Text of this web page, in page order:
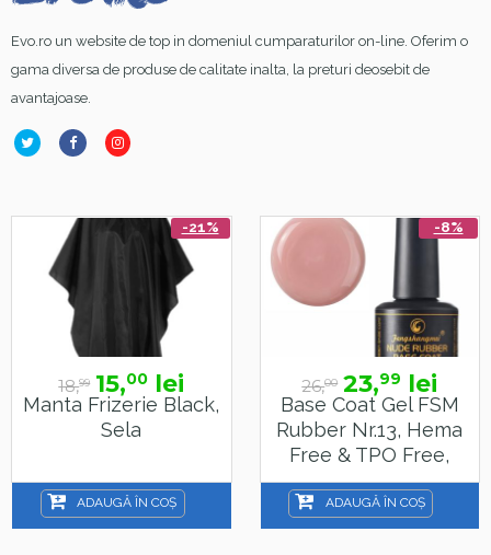
Evo.ro un website de top in domeniul cumparaturilor on-line. Oferim o
gama diversa de produse de calitate inalta, la preturi deosebit de
avantajoase.
-21%
18,99 15,00 lei
Manta Frizerie Black,
Sela
ADAUGĂ ÎN COȘ
-8%
26,00 23,99 lei
Base Coat Gel FSM
Rubber Nr.13, Hema
Free & TPO Free,
15ml
ADAUGĂ ÎN COȘ